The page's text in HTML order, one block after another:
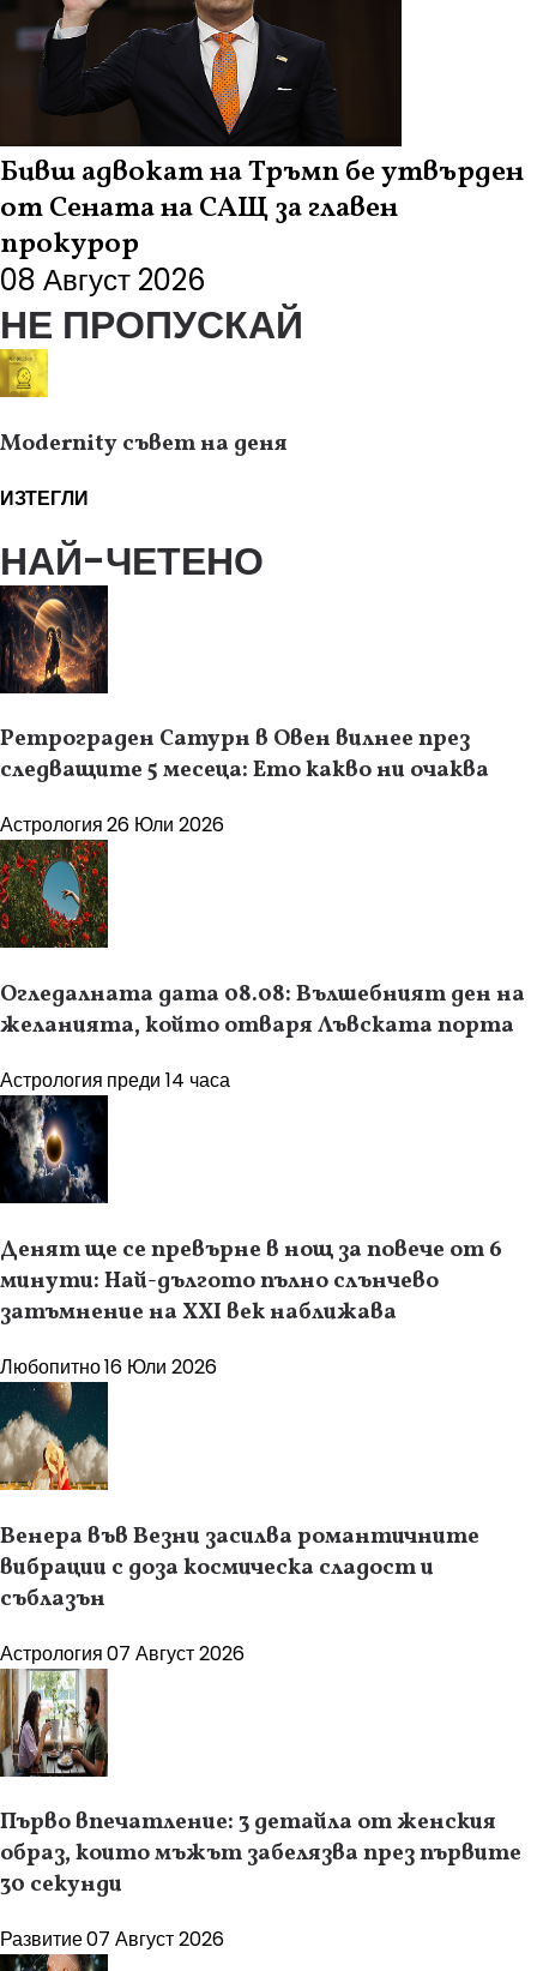
Бивш адвокат на Тръмп бе утвърден
от Сената на САЩ за главен
прокурор
08 Август 2026
НЕ ПРОПУСКАЙ
Modernity съвет на деня
ИЗТЕГЛИ
НАЙ-ЧЕТЕНО
Ретрограден Сатурн в Овен вилнее през
следващите 5 месеца: Ето какво ни очаква
Астрология26 Юли 2026
Огледалната дата 08.08: Вълшебният ден на
желанията, който отваря Лъвската порта
Астрология преди 14 часа
Денят ще се превърне в нощ за повече от 6
минути: Най-дългото пълно слънчево
затъмнение на XXI век наближава
Любопитно16 Юли 2026
Венера във Везни засилва романтичните
вибрации с доза космическа сладост и
съблазън
Астрология07 Август 2026
Първо впечатление: 3 детайла от женския
образ, които мъжът забелязва през първите
30 секунди
Развитие07 Август 2026